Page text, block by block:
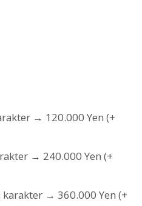
→ 120.000 Yen (+
→ 240.000 Yen (+
→ 360.000 Yen (+